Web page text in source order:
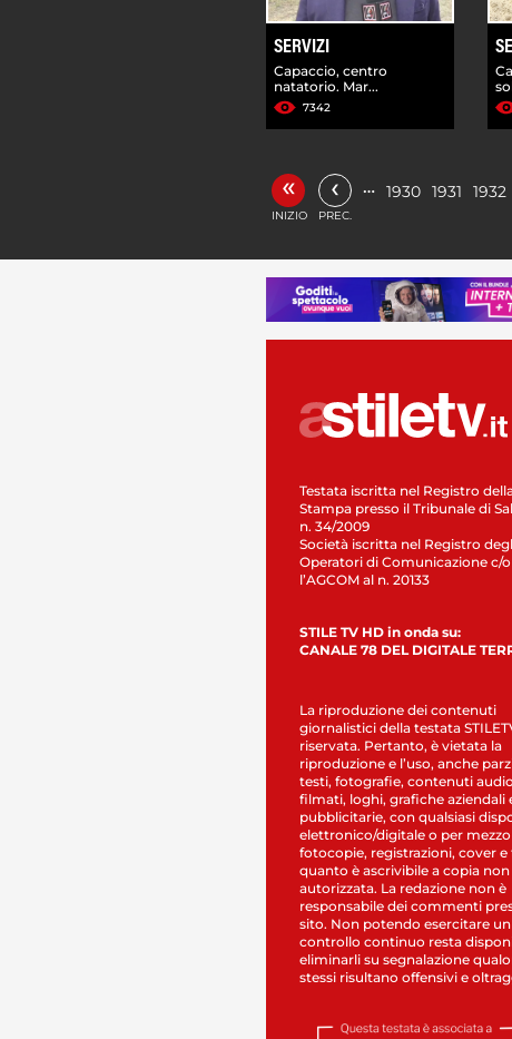
SERVIZI
Capaccio, centro
natatorio. Mar...
7342
«
INIZIO
‹
PREC.
… 1930 1931 1932
Testata iscritta nel Registro
Stampa presso il Tribunale di
n. 34/2009
Società iscritta nel Registro
Operatori di Comunicazione c/o
l’AGCOM al n. 20133
STILE TV HD in onda su:
CANALE 78 DEL DIGITALE
La riproduzione dei contenuti
giornalistici della testata
riservata. Pertanto, è vietata la
riproduzione e l’uso, anche
testi, fotografie, contenuti
filmati, loghi, grafiche aziendali
pubblicitarie, con qualsiasi
elettronico/digitale o per
fotocopie, registrazioni, cover
quanto è ascrivibile a copia non
autorizzata. La redazione non è
responsabile dei commenti
sito. Non potendo esercitare un
controllo continuo resta
eliminarli su segnalazione
stessi risultano offensivi e